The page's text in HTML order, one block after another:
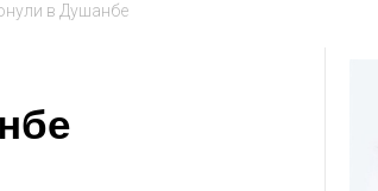
в Душанбе